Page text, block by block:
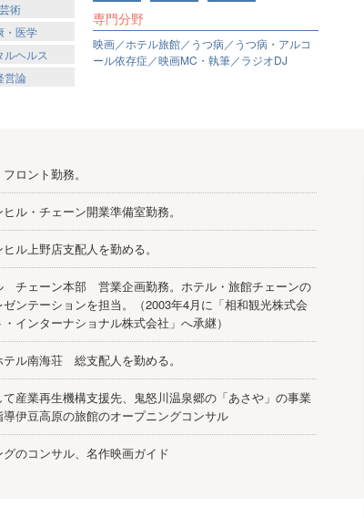
芸術
・医学
ルヘルス
営論
専門分野
映画／ホテル旅館／うつ病／うつ病・アルコ
ール依存症／映画MC・執筆／ラジオDJ
ロント勤務。
ル・チェーン開業準備室勤務。
ル上野店支配人を勤める。
チェーン本部 営業企画勤務。ホテル・旅館チェーンの
ンテーションを担当。（2003年4月に「相和観光株式会
インターナショナル株式会社」へ承継）
ル南海荘 総支配人を勤める。
産業再生機構支援先、鬼怒川温泉郷の「あさや」の事業
伊豆高原の旅館のオープニングコンサル
のコンサル、名作映画ガイド